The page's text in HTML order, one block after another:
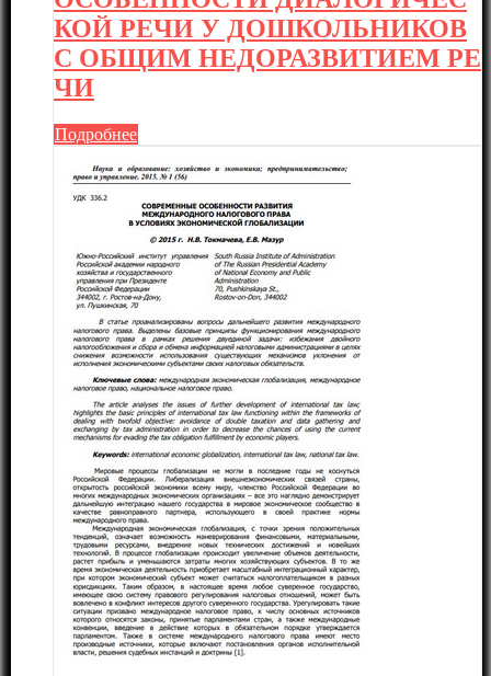
КОЙ РЕЧИ У ДОШКОЛЬНИКОВ
С ОБЩИМ НЕДОРАЗВИТИЕМ РЕ
ЧИ
Подробнее